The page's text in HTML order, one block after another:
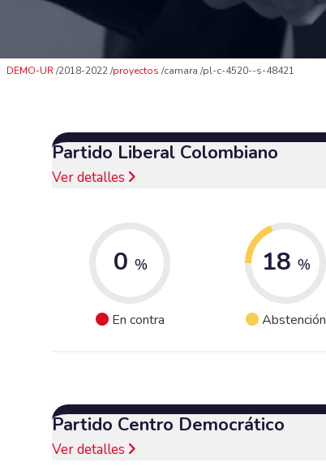
DEMO-UR 2018-2022 proyectos camara pl-c-4520--s-48421
Partido Liberal Colombiano
Ver detalles
0 %
En contra
18 %
Abstención
Partido Centro Democrático
Ver detalles